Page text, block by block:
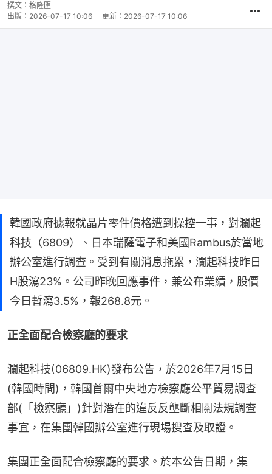
撰文： 格隆匯
出版： 2026-07-17 10:06 更新： 2026-07-17 10:06
韓國政府據報就晶片零件價格遭到操控一事，對瀾起
科技（6809）、日本瑞薩電子和美國Rambus於當地
辦公室進行調查。受到有關消息拖累，瀾起科技昨日
H股瀉23%。公司昨晚回應事件，兼公布業績，股價
今日暫瀉3.5%，報268.8元。
正全面配合檢察廳的要求
瀾起科技(06809.HK)發布公告，於2026年7月15日
(韓國時間)，韓國首爾中央地方檢察廳公平貿易調查
部(「檢察廳」)針對潛在的違反反壟斷相關法規調查
事宜，在集團韓國辦公室進行現場搜查及取證。
集團正全面配合檢察廳的要求。於本公告日期，集